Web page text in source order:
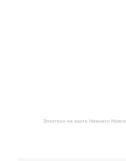
Электрон на карте Нижнего